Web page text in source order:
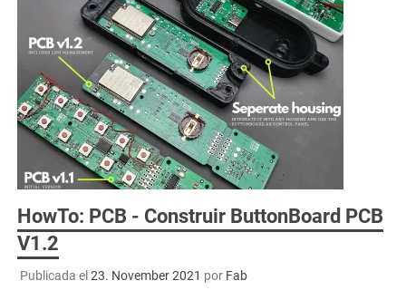
HowTo: PCB - Construir ButtonBoard PCB
V1.2
Publicada el23. November 2021 por Fab